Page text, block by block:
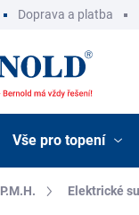
Doprava a platba
Vše pro topení
P.M.H. Elektrické